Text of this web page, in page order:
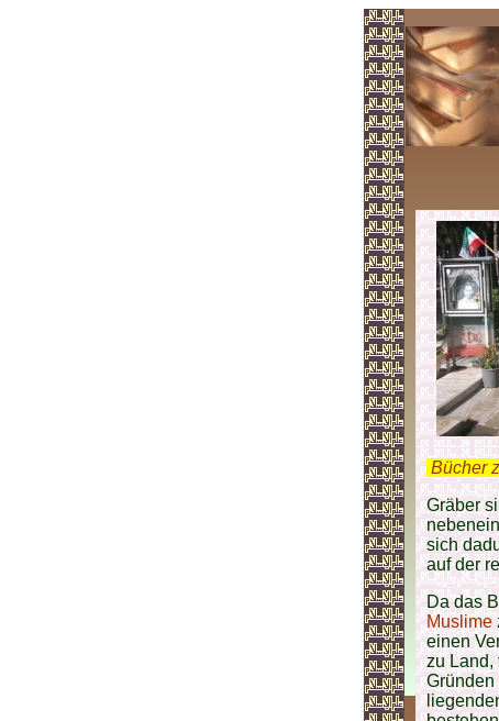
Bücher
Gräber
sich
auf der
Da das
Muslime
einen
zu Land,